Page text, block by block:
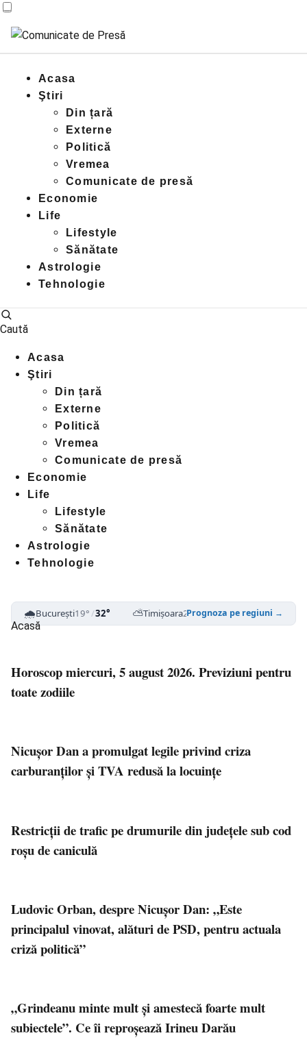
Acasa
Ştiri
Din țară
Externe
Politică
Vremea
Comunicate de presă
Economie
Life
Lifestyle
Sănătate
Astrologie
Tehnologie
Caută
Acasa
Ştiri
Din țară
Externe
Politică
Vremea
Comunicate de presă
Economie
Life
Lifestyle
Sănătate
Astrologie
Tehnologie
🌧️București19°/32° ⛅Timișoara23°/34° ☁️Cluj-Napoca
Prognoza pe regiuni →
Acasă
Horoscop miercuri, 5 august 2026. Previziuni pentru
toate zodiile
Nicușor Dan a promulgat legile privind criza
carburanților și TVA redusă la locuințe
Restricții de trafic pe drumurile din județele sub cod
roșu de caniculă
Ludovic Orban, despre Nicușor Dan: „Este
principalul vinovat, alături de PSD, pentru actuala
criză politică”
„Grindeanu minte mult şi amestecă foarte mult
subiectele”. Ce îi reproșează Irineu Darău